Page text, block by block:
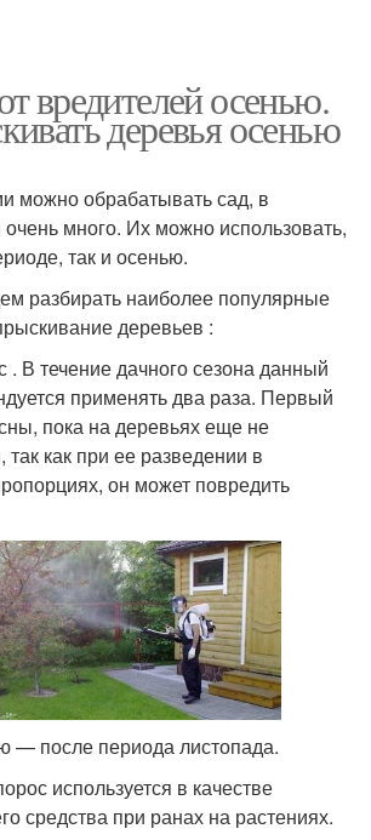
вредителей осенью.
деревья осенью
можно обрабатывать сад, в
много. Их можно использовать,
так и осенью.
разбирать наиболее популярные
деревьев :
В течение дачного сезона данный
применять два раза. Первый
пока на деревьях еще не
так как при ее разведении в
он может повредить
— после периода листопада.
используется в качестве
средства при ранах на растениях.